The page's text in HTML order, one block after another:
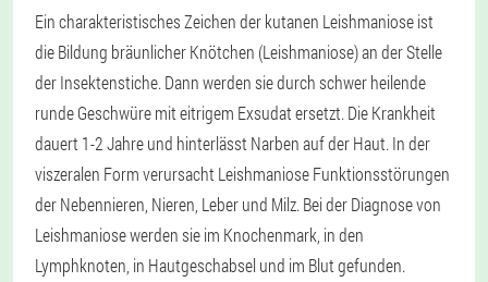
Ein charakteristisches Zeichen der kutanen Leishmaniose ist
die Bildung bräunlicher Knötchen (Leishmaniose) an der Stelle
der Insektenstiche. Dann werden sie durch schwer heilende
runde Geschwüre mit eitrigem Exsudat ersetzt. Die Krankheit
dauert 1-2 Jahre und hinterlässt Narben auf der Haut. In der
viszeralen Form verursacht Leishmaniose Funktionsstörungen
der Nebennieren, Nieren, Leber und Milz. Bei der Diagnose von
Leishmaniose werden sie im Knochenmark, in den
Lymphknoten, in Hautgeschabsel und im Blut gefunden.